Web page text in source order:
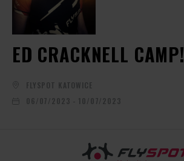
ED CRACKNELL CAMP!
FLYSPOT KATOWICE
06/07/2023 - 10/07/2023